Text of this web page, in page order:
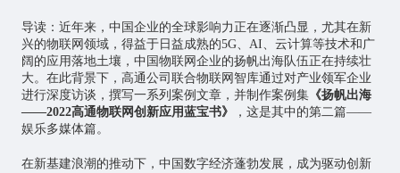
导读：近年来，中国企业的全球影响力正在逐渐凸显，尤其在新
兴的物联网领域，得益于日益成熟的5G、AI、云计算等技术和广
阔的应用落地土壤，中国物联网企业的扬帆出海队伍正在持续壮
大。在此背景下，高通公司联合物联网智库通过对产业领军企业
进行深度访谈，撰写一系列案例文章，并制作案例集《扬帆出海
——2022高通物联网创新应用蓝宝书》
，这是其中的第二篇——
娱乐多媒体篇。
在新基建浪潮的推动下，中国数字经济蓬勃发展，成为驱动创新